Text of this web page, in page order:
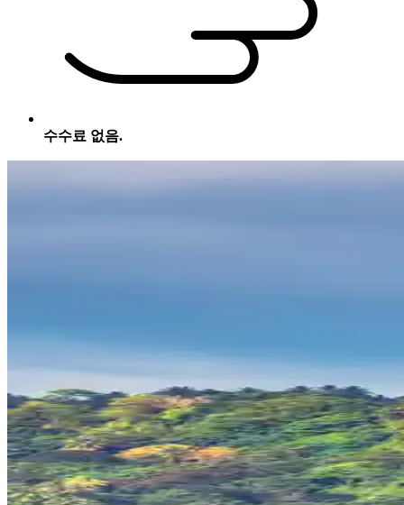
수수료 없음.